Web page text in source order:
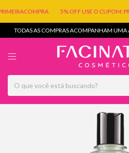
5% OFF USE O CUPOM:
TODAS AS COMPRAS ACOMPANHAM UMA